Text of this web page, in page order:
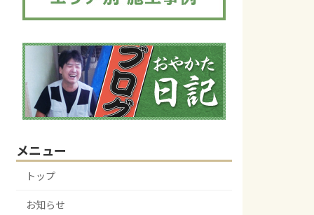
メニュー
トップ
お知らせ